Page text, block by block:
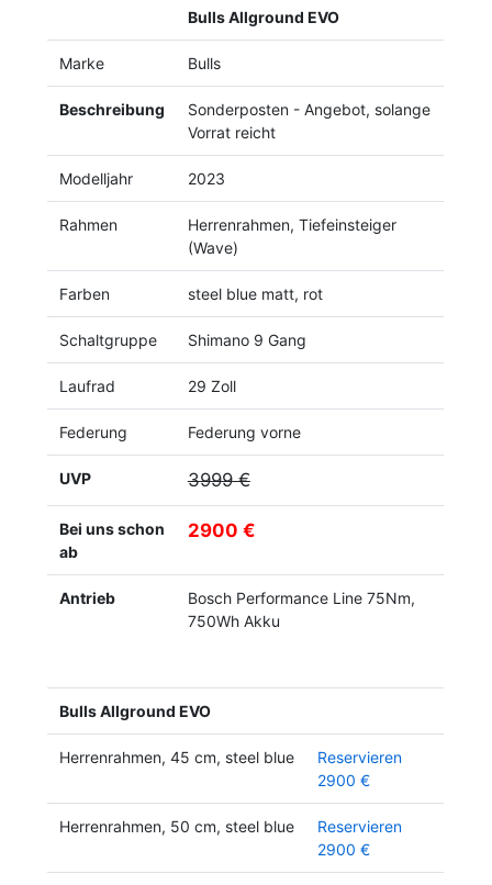
Bulls Allground EVO
Marke Bulls
Beschreibung
Sonderposten - Angebot, solange
Vorrat reicht
Modelljahr 2023
Rahmen
Herrenrahmen, Tiefeinsteiger
(Wave)
Farben steel blue matt, rot
Schaltgruppe Shimano 9 Gang
Laufrad 29 Zoll
Federung Federung vorne
UVP 3999 €
Bei uns schon
ab
2900 €
Antrieb
Bosch Performance Line 75Nm,
750Wh Akku
Bulls Allground EVO
Herrenrahmen, 45 cm, steel blue
Reservieren
2900 €
Herrenrahmen, 50 cm, steel blue
Reservieren
2900 €